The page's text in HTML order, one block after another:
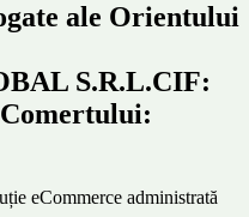
ale Orientului
S.R.L.CIF:
eCommerce administrată